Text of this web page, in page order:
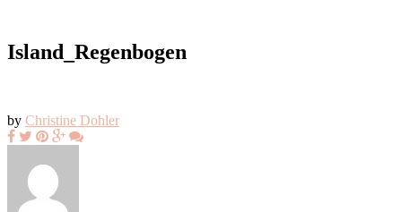
Island_Regenbogen
by Christine Dohler